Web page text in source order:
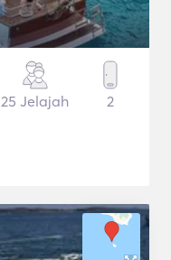
25 Jelajah 2